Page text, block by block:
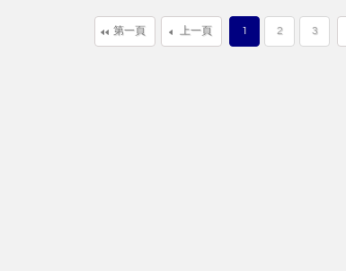
第一頁 上一頁 1 2 3